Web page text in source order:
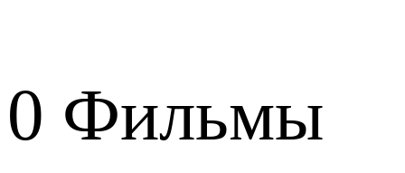
0 Фильмы